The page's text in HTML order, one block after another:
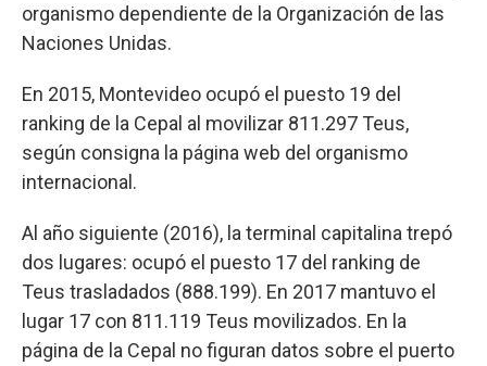
organismo dependiente de la Organización de las
Naciones Unidas.
En 2015, Montevideo ocupó el puesto 19 del
ranking de la Cepal al movilizar 811.297 Teus,
según consigna la página web del organismo
internacional.
Al año siguiente (2016), la terminal capitalina trepó
dos lugares: ocupó el puesto 17 del ranking de
Teus trasladados (888.199). En 2017 mantuvo el
lugar 17 con 811.119 Teus movilizados. En la
página de la Cepal no figuran datos sobre el puerto